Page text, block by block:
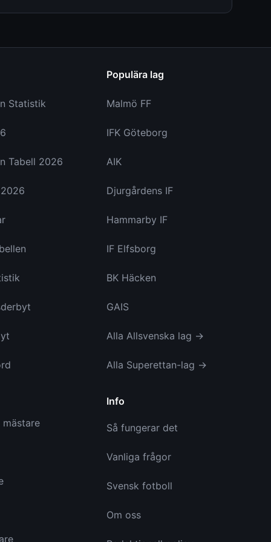
Statistik
Tabell 2026
mästare
Populära lag
Malmö FF
IFK Göteborg
AIK
Djurgårdens IF
Hammarby IF
IF Elfsborg
BK Häcken
GAIS
Alla Allsvenska lag →
Alla Superettan-lag →
Info
Så fungerar det
Vanliga frågor
Svensk fotboll
Om oss